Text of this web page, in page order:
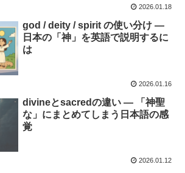
2026.01.18
god / deity / spirit の使い分け ―
日本の「神」を英語で説明するに
は
2026.01.16
divineとsacredの違い ― 「神聖
な」にまとめてしまう日本語の感
覚
2026.01.12